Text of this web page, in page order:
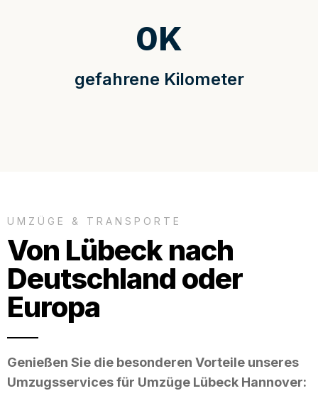
gefahrene Kilometer
0K
UMZÜGE & TRANSPORTE
Von Lübeck nach
Deutschland oder
Europa
Genießen Sie die besonderen Vorteile unseres
Umzugsservices für Umzüge Lübeck Hannover: